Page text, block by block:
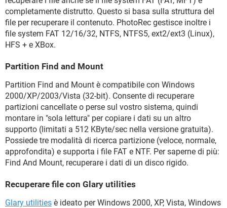
completamente distrutto. Questo si basa sulla struttura del
file per recuperare il contenuto. PhotoRec gestisce inoltre i
file system FAT 12/16/32, NTFS, NTFS5, ext2/ext3 (Linux),
HFS + e XBox.
Partition Find and Mount
Partition Find and Mount è compatibile con Windows
2000/XP/2003/Vista (32-bit). Consente di recuperare
partizioni cancellate o perse sul vostro sistema, quindi
montare in "sola lettura" per copiare i dati su un altro
supporto (limitati a 512 KByte/sec nella versione gratuita).
Possiede tre modalità di ricerca partizione (veloce, normale,
approfondita) e supporta i file FAT e NTF. Per saperne di più:
Find And Mount, recuperare i dati di un disco rigido.
Recuperare file con Glary utilities
Glary utilities è ideato per Windows 2000, XP, Vista, Windows